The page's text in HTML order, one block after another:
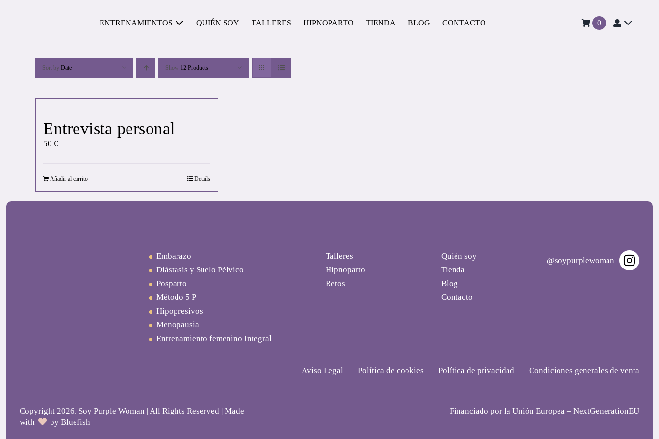
ENTRENAMIENTOS QUIÉN SOY TALLERES HIPNOPARTO TIENDA BLOG CONTACTO 0
Sort by Date Show 12 Products
Entrevista personal
50 €
Añadir al carrito Details
Embarazo
Diástasis y Suelo Pélvico
Posparto
Método 5 P
Hipopresivos
Menopausia
Entrenamiento femenino Integral
Talleres
Hipnoparto
Retos
Quién soy
Tienda
Blog
Contacto
@soypurplewoman
Aviso Legal Política de cookies Política de privacidad Condiciones generales de venta
Copyright 2026. Soy Purple Woman | All Rights Reserved | Made
with
by Bluefish
Financiado por la Unión Europea – NextGenerationEU